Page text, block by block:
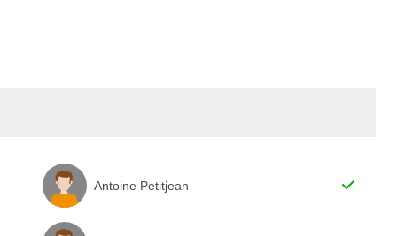
Antoine Petitjean